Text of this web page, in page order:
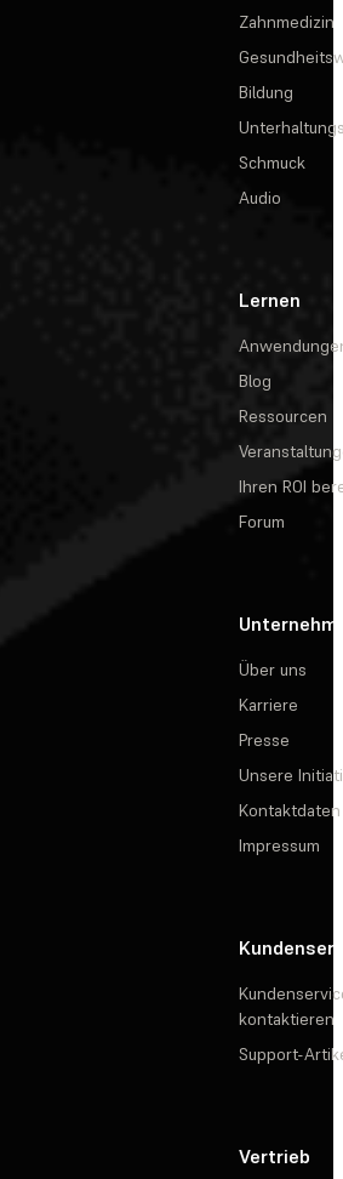
Zahnmedizin
Bildung
Schmuck
Audio
Lernen
Blog
Ressourcen
Ihren ROI
Forum
Über uns
Karriere
Presse
Unsere
Kontaktdaten
Impressum
kontaktieren
Support-
Vertrieb